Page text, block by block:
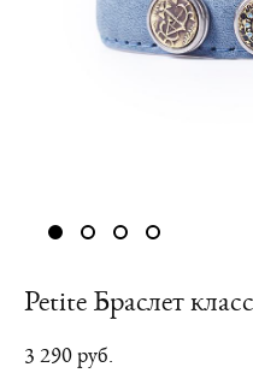
Petite Браслет
3 290 pуб.